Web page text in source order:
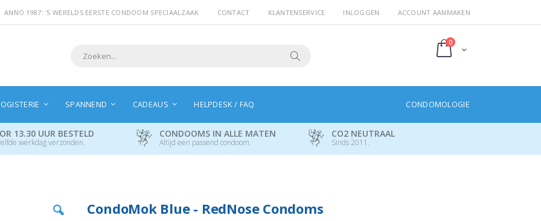
ANNO 1987: 'S WERELDS EERSTE CONDOOM SPECIAALZAAK CONTACT KLANTENSERVICE INLOGGEN ACCOUNT AANMAKEN
Cart
0producten
SPANNEND CADEAUS HELPDESK / FAQ CONDOMOLOGIE
13.30 UUR BESTELD
werkdag verzonden.
CONDOOMS IN ALLE MATEN
Altijd een passend condoom.
CO2 NEUTRAAL
Sinds 2011.
naarCondoMok Blue - RedNose Condoms